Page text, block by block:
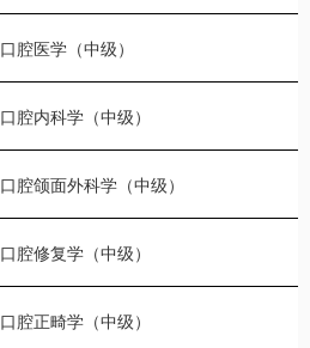
口腔医学（中级）
口腔内科学（中级）
口腔颌面外科学（中级）
口腔修复学（中级）
口腔正畸学（中级）